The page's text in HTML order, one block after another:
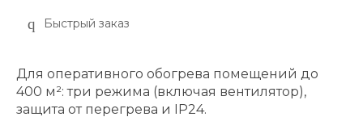
Быстрый заказ
Для оперативного обогрева помещений до
400 м²: три режима (включая вентилятор),
защита от перегрева и IP24.